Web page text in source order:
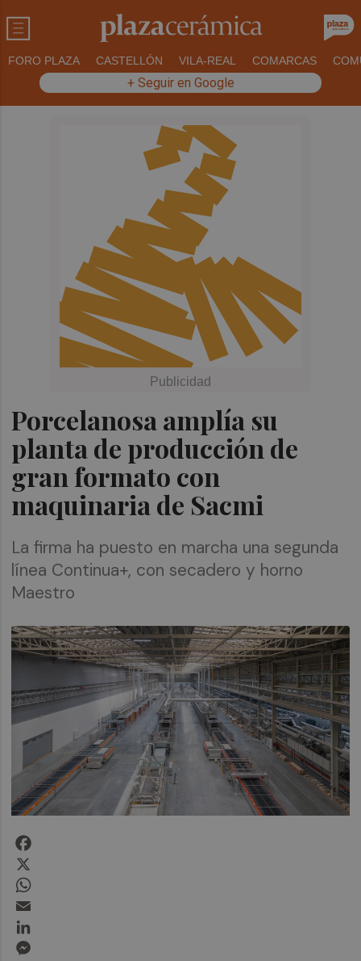
FORO PLAZA CASTELLÓN VILA-REAL COMARCAS
+ Seguir en Google
Porcelanosa amplía su
planta de producción de
gran formato con
maquinaria de Sacmi
La firma ha puesto en marcha una segunda
línea Continua+, con secadero y horno
Maestro